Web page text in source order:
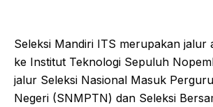
Seleksi Mandiri ITS merupakan jalur
ke Institut Teknologi Sepuluh
jalur Seleksi Nasional Masuk
Negeri (SNMPTN) dan Seleksi